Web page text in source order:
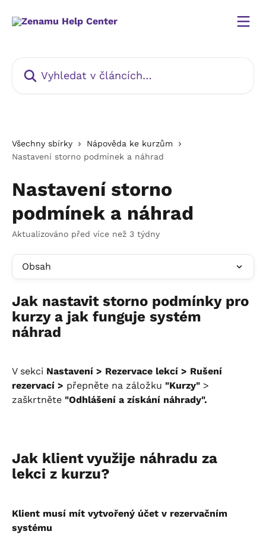
Všechny sbírky
Nápověda ke kurzům
Nastavení storno podmínek a náhrad
Nastavení storno
podmínek a náhrad
Aktualizováno před více než 3 týdny
Obsah
Jak nastavit storno podmínky pro
kurzy a jak funguje systém
náhrad
V sekci Nastavení > Rezervace lekcí > Rušení
rezervací > přepněte na záložku "Kurzy" >
zaškrtněte "Odhlášení a získání náhrady".
Jak klient využije náhradu za
lekci z kurzu?
Klient musí mít vytvořený účet v rezervačním
systému